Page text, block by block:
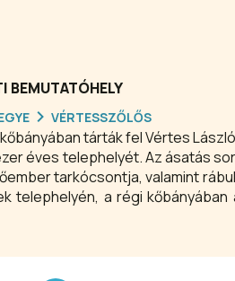
BEMUTATÓHELY
VÉRTESSZŐLŐS
tárták fel Vértes
éves telephelyét. Az ásatás
tarkócsontja, valamint
telephelyén, a régi kőbányában